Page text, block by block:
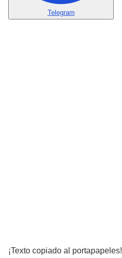
Telegram
¡Texto copiado al portapapeles!